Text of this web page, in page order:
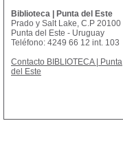
Biblioteca | Punta del Este
Prado y Salt Lake, C.P 20100
Punta del Este - Uruguay
Teléfono: 4249 66 12 int. 103
Contacto BIBLIOTECA | Punta
del Este